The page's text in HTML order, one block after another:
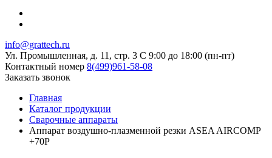
info@grattech.ru
Ул. Промышленная, д. 11, стр. 3 C 9:00 до 18:00 (пн-пт)
Контактный номер 8(499)961-58-08
Заказать звонок
Главная
Каталог продукции
Сварочные аппараты
Аппарат воздушно-плазменной резки ASEA AIRCOMP
+70P